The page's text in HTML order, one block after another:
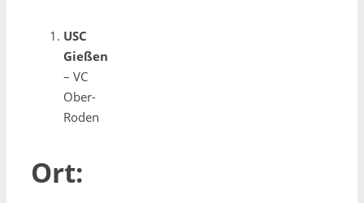
USC
Gießen
– VC
Ober-
Roden
Ort: